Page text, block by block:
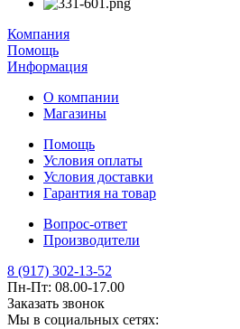
Компания
Помощь
Информация
О компании
Магазины
Помощь
Условия оплаты
Условия доставки
Гарантия на товар
Вопрос-ответ
Производители
8 (917) 302-13-52
Пн-Пт: 08.00-17.00
Заказать звонок
Мы в социальных сетях: